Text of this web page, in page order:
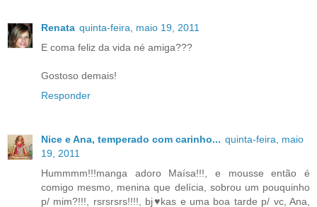
Renata quinta-feira, maio 19, 2011
E coma feliz da vida né amiga???
Gostoso demais!
Responder
Nice e Ana, temperado com carinho... quinta-feira, maio
19, 2011
Hummmm!!!manga adoro Maísa!!!, e mousse então é
comigo mesmo, menina que delícia, sobrou um pouquinho
p/ mim?!!!, rsrsrsrs!!!!, bj♥kas e uma boa tarde p/ vc, Ana,